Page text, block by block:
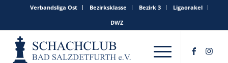
Verbandsliga Ost Bezirksklasse Bezirk 3
Ligaorakel
DWZ